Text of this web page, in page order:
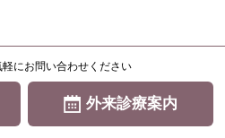
にお問い合わせください
外来診療案内